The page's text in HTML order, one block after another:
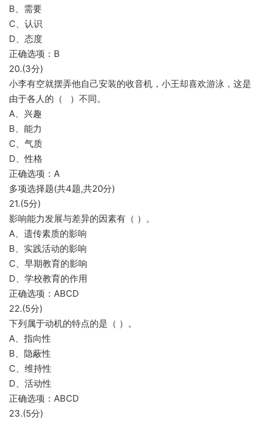
B、需要
C、认识
D、态度
正确选项：B
20.(3分)
小李有空就摆弄他自己安装的收音机，小王却喜欢游泳，这是
由于各人的（ ）不同。
A、兴趣
B、能力
C、气质
D、性格
正确选项：A
多项选择题(共4题,共20分)
21.(5分)
影响能力发展与差异的因素有（ ）。
A、遗传素质的影响
B、实践活动的影响
C、早期教育的影响
D、学校教育的作用
正确选项：ABCD
22.(5分)
下列属于动机的特点的是（ ）。
A、指向性
B、隐蔽性
C、维持性
D、活动性
正确选项：ABCD
23.(5分)